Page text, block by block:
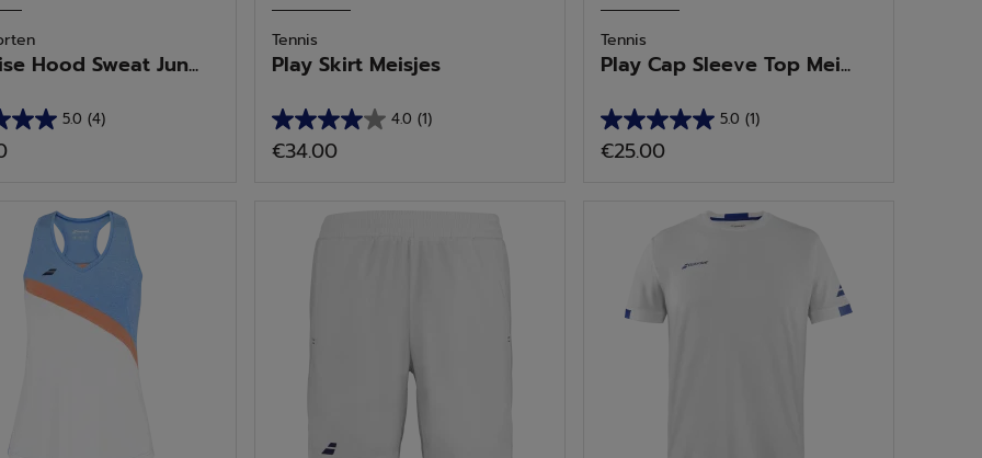
Hood Sweat Jun...
5.0 (4)
Tennis
Play Skirt Meisjes
4.0 (1)
4.0
van
sterren.
€34.00
Tennis
Play Cap Sleeve Top Mei...
5.0 (1)
5.0
van
beoordeling
€25.00